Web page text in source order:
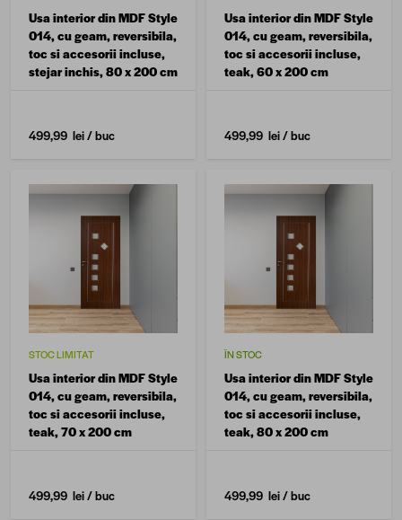
Usa interior din MDF Style
014, cu geam, reversibila,
toc si accesorii incluse,
stejar inchis, 80 x 200 cm
499,99 lei/ buc
Usa interior din MDF Style
014, cu geam, reversibila,
toc si accesorii incluse,
teak, 60 x 200 cm
499,99 lei/ buc
STOC LIMITAT
Usa interior din MDF Style
014, cu geam, reversibila,
toc si accesorii incluse,
teak, 70 x 200 cm
499,99 lei/ buc
ÎN STOC
Usa interior din MDF Style
014, cu geam, reversibila,
toc si accesorii incluse,
teak, 80 x 200 cm
499,99 lei/ buc